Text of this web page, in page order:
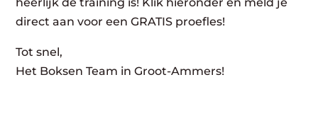
direct aan voor een GRATIS proefles!
Tot snel,
Het Boksen Team in Groot-Ammers!